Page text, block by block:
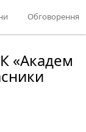
Обговорення
«Академ